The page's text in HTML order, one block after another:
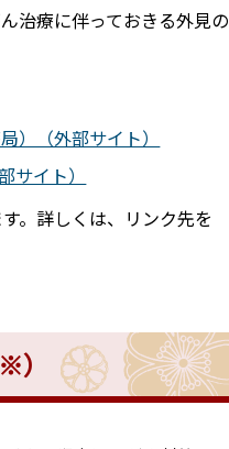
治療に伴っておきる外見の
）（外部サイト）
イト）
。詳しくは、リンク先を